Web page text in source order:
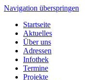
Navigation überspringen
Startseite
Aktuelles
Über uns
Adressen
Infothek
Termine
Projekte